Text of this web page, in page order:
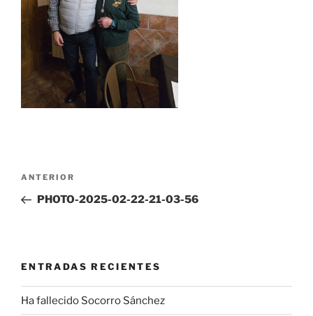
Navegación
entradas
Entrada
anterior:
ANTERIOR
PHOTO-2025-02-22-21-03-56
ENTRADAS RECIENTES
Ha fallecido Socorro Sánchez